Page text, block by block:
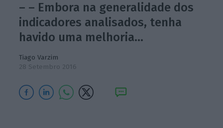
– – Embora na generalidade dos
indicadores analisados, tenha
havido uma melhoria…
Tiago Varzim
28 Setembro 2016